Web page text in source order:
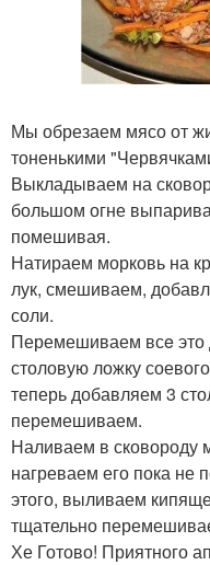
Мы обрезаем мясо от
тоненькими
Выкладываем на
большом огне
помешивая.
Натираем морковь на
лук, смешиваем,
соли.
Перемешиваем всe
столовую ложку
теперь добавляем 3
перемешиваем.
Наливаем в сковороду
нагреваем его пока не
этого, выливаем
тщательно
Хе Готово! Приятного